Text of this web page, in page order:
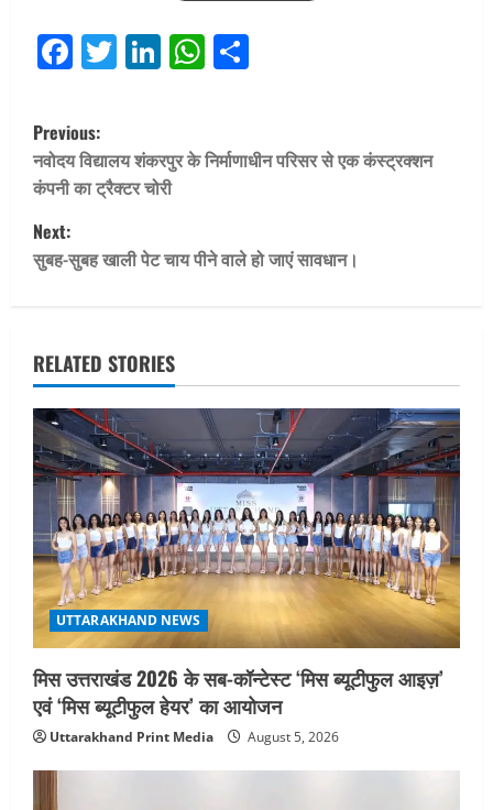
Facebook
Twitter
LinkedIn
WhatsApp
P
o
s
t
a
v
i
g
a
t
i
o
n
Previous:
नवोदय विद्यालय शंकरपुर के निर्माणाधीन परिसर से एक कंस्ट्रक्शन
कंपनी का ट्रैक्टर चोरी
Next:
सुबह-सुबह खाली पेट चाय पीने वाले हो जाएं सावधान।
RELATED STORIES
UTTARAKHAND NEWS
मिस उत्तराखंड 2026 के सब-कॉन्टेस्ट ‘मिस ब्यूटीफुल आइज़’
एवं ‘मिस ब्यूटीफुल हेयर’ का आयोजन
Uttarakhand Print Media August 5, 2026